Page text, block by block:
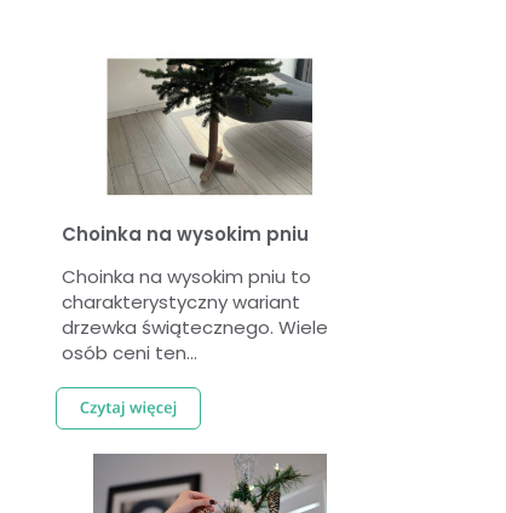
Choinka na wysokim pniu
Choinka na wysokim pniu to
charakterystyczny wariant
drzewka świątecznego. Wiele
osób ceni ten...